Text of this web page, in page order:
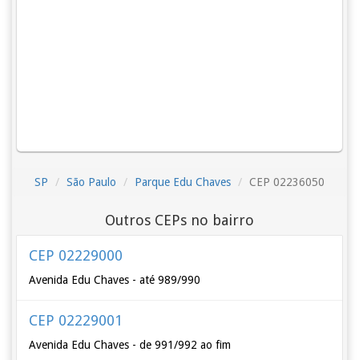
SP São Paulo Parque Edu Chaves CEP 02236050
Outros CEPs no bairro
CEP 02229000
Avenida Edu Chaves - até 989/990
CEP 02229001
Avenida Edu Chaves - de 991/992 ao fim